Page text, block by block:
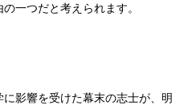
一つだと考えられます。
影響を受けた幕末の志士が、明